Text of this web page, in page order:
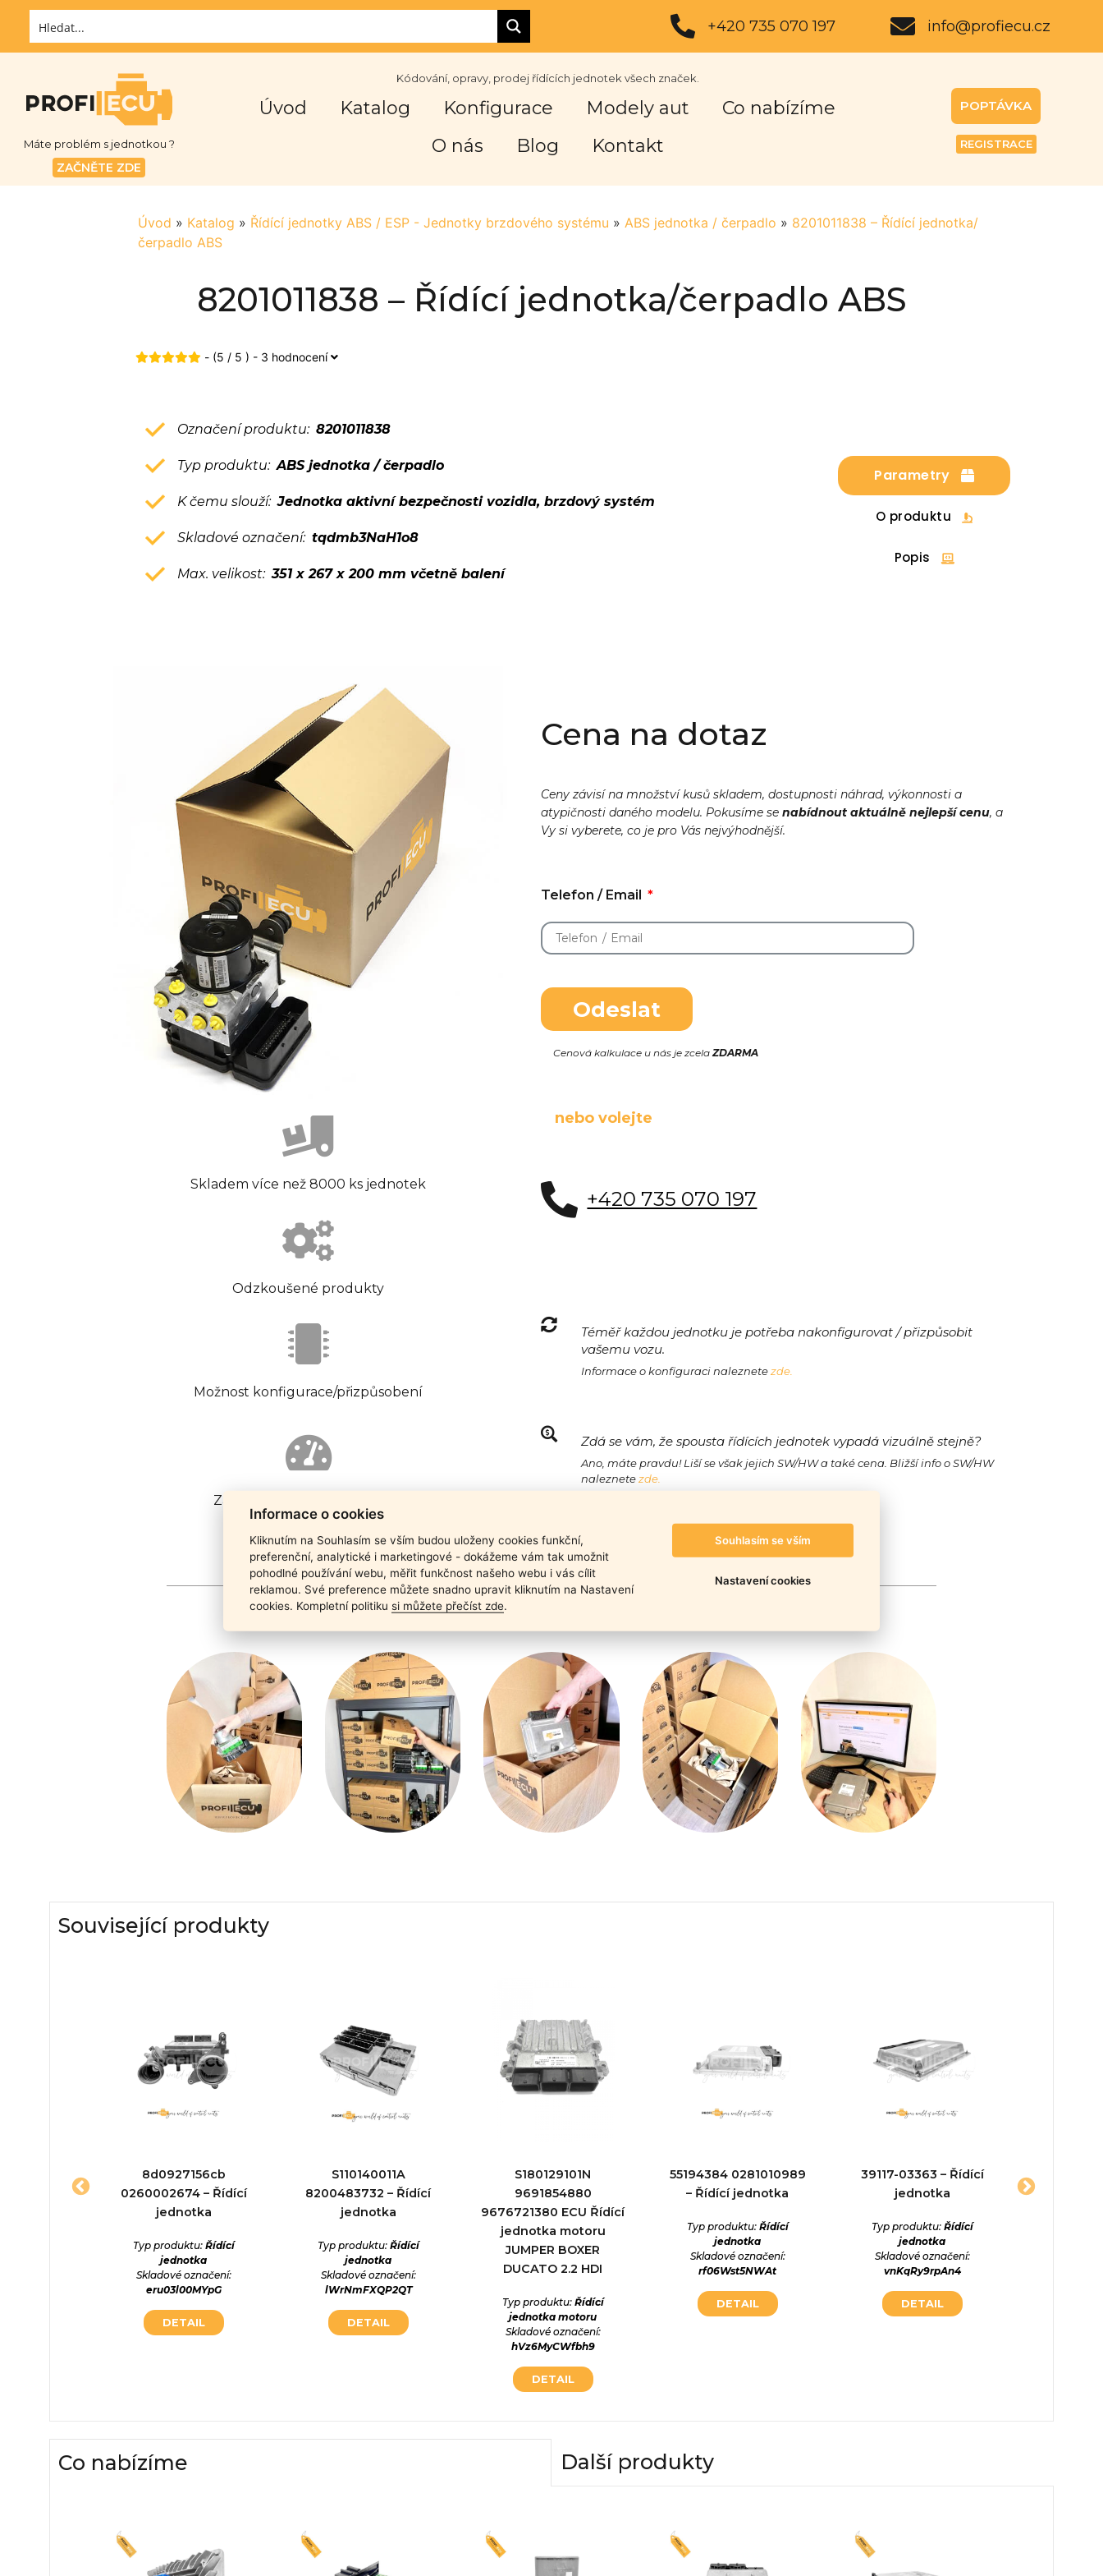
+420 735 070 197 info@profiecu.cz
Máte problém s jednotkou ?
ZAČNĚTE ZDE
Kódování, opravy, prodej řídících jednotek všech značek.
Úvod Katalog Konfigurace Modely aut
Co nabízíme
O nás
Blog Kontakt
POPTÁVKA
REGISTRACE
Úvod » Katalog » Řídící jednotky ABS / ESP - Jednotky brzdového systému » ABS jednotka / čerpadlo » 8201011838 – Řídící jednotka/
čerpadlo ABS
8201011838 – Řídící jednotka/čerpadlo ABS
- (5 / 5 ) - 3 hodnocení
Parametry
O produktu
Popis
Označení produktu: 8201011838
Typ produktu:ABS jednotka / čerpadlo
K čemu slouží:Jednotka aktivní bezpečnosti vozidla, brzdový systém
Skladové označení: tqdmb3NaH1o8
Max. velikost:351 x 267 x 200 mm včetně balení
Skladem více než 8000 ks jednotek
Odzkoušené produkty
Možnost konfigurace/přizpůsobení
Záruka funkčnosti produktu
Cena na dotaz
Ceny závisí na množství kusů skladem, dostupnosti náhrad, výkonnosti a
atypičnosti daného modelu. Pokusíme senabídnout aktuálně nejlepší cenu, a
Vy si vyberete, co je pro Vás nejvýhodnější.
Telefon / Email
Odeslat
Cenová kalkulace u nás je zcelaZDARMA
nebo volejte
+420 735 070 197
Téměř každou jednotku je potřeba nakonfigurovat / přizpůsobit
vašemu vozu.
Informace o konfiguraci naleznetezde.
Zdá se vám, že spousta řídících jednotek vypadá vizuálně stejně?
Ano, máte pravdu! Liší se však jejich SW/HW a také cena. Bližší info o SW/HW
naleznetezde.
Související produkty
8d0927156cb
0260002674 – Řídící
jednotka
Typ produktu: Řídící
jednotka
Skladové označení:
eru03l00MYpG
DETAIL
S110140011A
8200483732 – Řídící
jednotka
Typ produktu: Řídící
jednotka
Skladové označení:
lWrNmFXQP2QT
DETAIL
S180129101N
9691854880
9676721380 ECU Řídící
jednotka motoru
JUMPER BOXER
DUCATO 2.2 HDI
Typ produktu: Řídící
jednotka motoru
Skladové označení:
hVz6MyCWfbh9
DETAIL
55194384 0281010989
– Řídící jednotka
Typ produktu: Řídící
jednotka
Skladové označení:
rf06Wst5NWAt
DETAIL
39117-03363 – Řídící
jednotka
Typ produktu: Řídící
jednotka
Skladové označení:
vnKqRy9rpAn4
DETAIL
Co nabízíme Další produkty
Informace o cookies
Kliknutím na Souhlasím se vším budou uloženy cookies funkční,
preferenční, analytické i marketingové - dokážeme vám tak umožnit
pohodlné používání webu, měřit funkčnost našeho webu i vás cílit
reklamou. Své preference můžete snadno upravit kliknutím na Nastavení
cookies. Kompletní politiku si můžete přečíst zde.
Souhlasím se vším
Nastavení cookies